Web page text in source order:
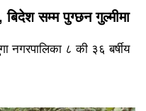
बिदेश सम्म पुग्छन गुल्मीमा
नगरपालिका ८ की ३६ बर्षीय